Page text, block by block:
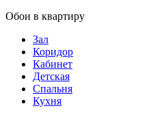
Обои в квартиру
Зал
Коридор
Кабинет
Детская
Спальня
Кухня